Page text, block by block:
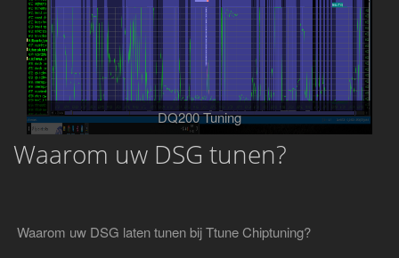
DQ200 Tuning
Waarom uw DSG tunen?
Waarom uw DSG laten tunen bij Ttune Chiptuning?